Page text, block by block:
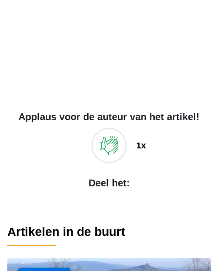
Applaus voor de auteur van het artikel!
1x
Deel het:
Artikelen in de buurt